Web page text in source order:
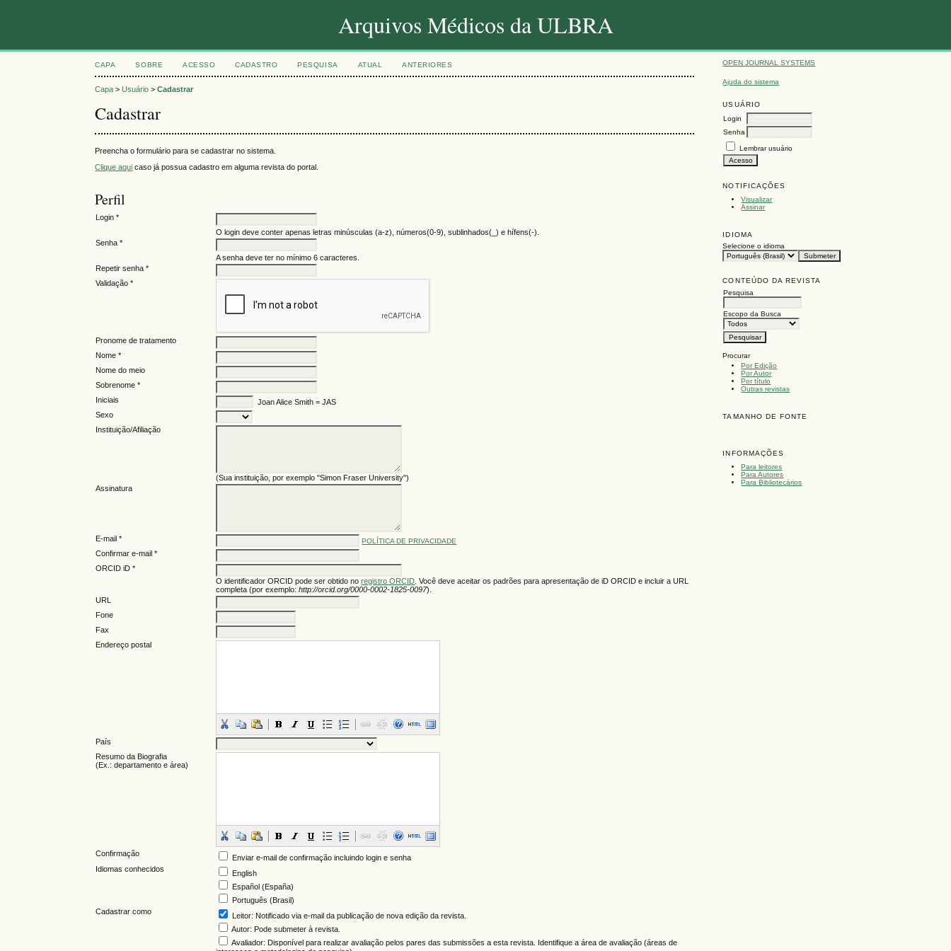
Arquivos Médicos da ULBRA
OPEN JOURNAL SYSTEMS
Ajuda do sistema
USUÁRIO
Login
Senha
Lembrar usuário
NOTIFICAÇÕES
Visualizar
Assinar
IDIOMA
Selecione o idioma
CONTEÚDO DA REVISTA
Pesquisa
Escopo da Busca
Procurar
Por Edição
Por Autor
Por título
Outras revistas
TAMANHO DE FONTE
INFORMAÇÕES
Para leitores
Para Autores
Para Bibliotecários
CAPA SOBRE ACESSO CADASTRO PESQUISA ATUAL ANTERIORES
Capa >Usuário >Cadastrar
Cadastrar
Preencha o formulário para se cadastrar no sistema.
Clique aqui caso já possua cadastro em alguma revista do portal.
Perfil
Login *
O login deve conter apenas letras minúsculas (a-z), números(0-9), sublinhados(_) e hífens(-).
Senha *
A senha deve ter no mínimo 6 caracteres.
Repetir senha *
Validação *
Pronome de tratamento
Nome *
Nome do meio
Sobrenome *
Iniciais
Joan Alice Smith = JAS
Sexo
Instituição/Afiliação
(Sua instituição, por exemplo "Simon Fraser University")
Assinatura
E-mail * POLÍTICA DE PRIVACIDADE
Confirmar e-mail *
ORCID iD *
O identificador ORCID pode ser obtido noregistro ORCID. Você deve aceitar os padrões para apresentação de iD ORCID e incluir a URL
completa (por exemplo:http://orcid.org/0000-0002-1825-0097).
URL
Fone
Fax
Endereço postal
País
Resumo da Biografia
(Ex.: departamento e área)
Confirmação
Enviar e-mail de confirmação incluindo login e senha
Idiomas conhecidos
English
Español (España)
Português (Brasil)
Cadastrar como
Leitor: Notificado via e-mail da publicação de nova edição da revista.
Autor: Pode submeter à revista.
Avaliador: Disponível para realizar avaliação pelos pares das submissões a esta revista. Identifique a área de avaliação (áreas de